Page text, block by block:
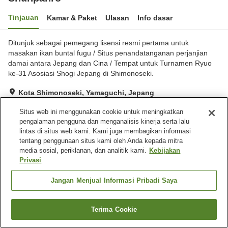
Tinjauan Kamar & Paket Ulasan Info dasar
Ditunjuk sebagai pemegang lisensi resmi pertama untuk
masakan ikan buntal fugu / Situs penandatanganan perjanjian
damai antara Jepang dan Cina / Tempat untuk Turnamen Ryuo
ke-31 Asosiasi Shogi Jepang di Shimonoseki.
Kota Shimonoseki, Yamaguchi, Jepang
Luar biasa Ulasan:9
Fasilitas properti
Tempat parkir
Beranda Jepang Yamaguchi
Kota Shimonoseki
Cari kamar
Situs web ini menggunakan cookie untuk meningkatkan
pengalaman pengguna dan menganalisis kinerja serta lalu
lintas di situs web kami. Kami juga membagikan informasi
tentang penggunaan situs kami oleh Anda kepada mitra
media sosial, periklanan, dan analitik kami. Kebijakan
Privasi
Jangan Menjual Informasi Pribadi Saya
Terima Cookie